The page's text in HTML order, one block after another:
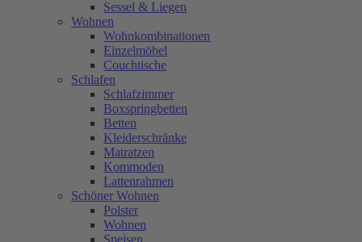
Sessel & Liegen
Wohnen
Wohnkombinationen
Einzelmöbel
Couchtische
Schlafen
Schlafzimmer
Boxspringbetten
Betten
Kleiderschränke
Matratzen
Kommoden
Lattenrahmen
Schöner Wohnen
Polster
Wohnen